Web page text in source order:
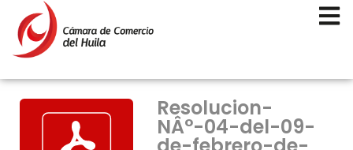
Resolucion-
NÂ°-04-del-09-